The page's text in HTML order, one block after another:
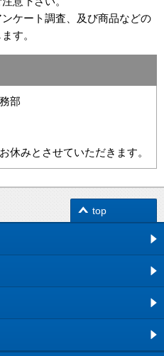
ケート調査、及び商品などの
す。
部
休みとさせていただきます。
top